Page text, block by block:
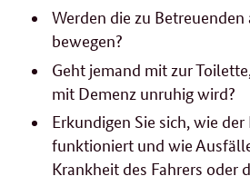
Werden die zu Betreuenden
bewegen?
Geht jemand mit zur
mit Demenz unruhig wird?
Erkundigen Sie sich, wie
funktioniert und wie
Krankheit des Fahrers oder